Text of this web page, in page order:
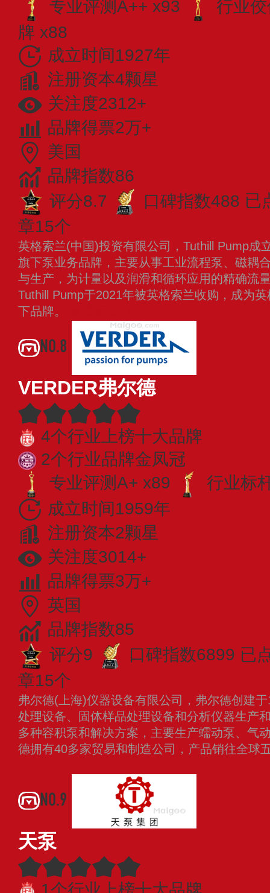
专业​评测A++ x93
行业
牌 x88
成立时间1927年
注册资本4颗星
关注度2312+
品牌得票2万+
美国
品牌指数86
评分8.7
口碑指数488 已
章15个
英格索兰(中国)投资有限公司，Tuthill Pump成
旗下泵业务品牌，主要从事工业流程泵、磁耦
与生产，为计量以及润滑和循环应用的精确流
Tuthill Pump于2021年被英格索兰收购，成为
下品牌。
NO.8
VERDER弗尔德
4个行业上榜十大品牌
2个行业品牌金凤冠
专业评测A+ x89
行业标
成立时间1959年
注册资本2颗星
关注度3014+
品牌得票3万+
英国
品牌指数85
评分9
口碑指数6899 已
章15个
弗尔德(上海)仪器设备有限公司，弗尔德创建
处理设备、固体样品处理设备和分析仪器生产
多种容积泵和解决方案，主要生产蠕动泵、气
德拥有40多家贸易和制造公司，产品销往全球
NO.9
天泵